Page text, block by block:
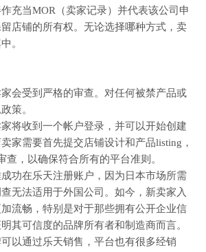
充当MOR（卖家记录）并代表该公司申
店铺的所有权。无论选择哪种方式，卖
。
会受到严格的审查。对任何被禁产品或
策。
将收到一个帐户登录，并可以开始创建
家需要首先提交店铺设计和产品listing，
查，以确保符合所有的平台准则。
功在乐天注册账户，因为日本市场所需
无法适用于外国公司。如今，新卖家入
流畅，特别是对于那些拥有公开企业信
其可信度的品牌所有者和制造商而言。
以通过乐天销售，平台也有很多经销